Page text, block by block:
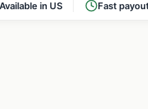
in US Fast